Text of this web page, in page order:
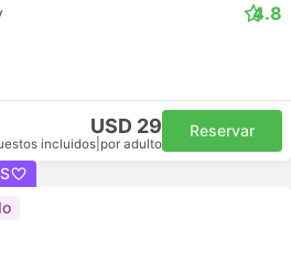
4.8
USD 29
incluidos por adulto
Reservar